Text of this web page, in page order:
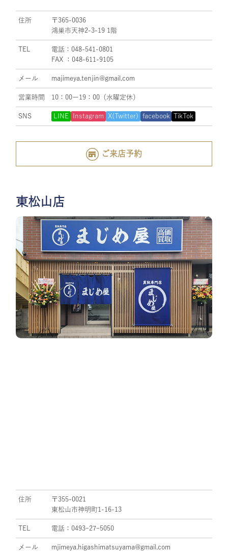
住所
〒365-0036
鴻巣市天神2-3-19 1階
TEL
電話：048-541-0801
FAX ：048-611-9105
メール majimeya.tenjin@gmail.com
営業時間 10：00ー19：00（水曜定休）
SNS LINE Instagram X(Twitter) facebook TikTok
ご来店予約
東松山店
住所
〒355-0021
東松山市神明町1-16-13
TEL 電話：0493ｰ27ｰ5050
メール mjimeya.higashimatsuyama@gmail.com